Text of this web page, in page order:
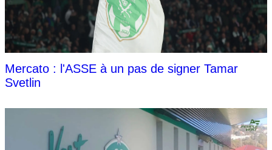
Mercato : l'ASSE à un pas de signer Tamar
Svetlin